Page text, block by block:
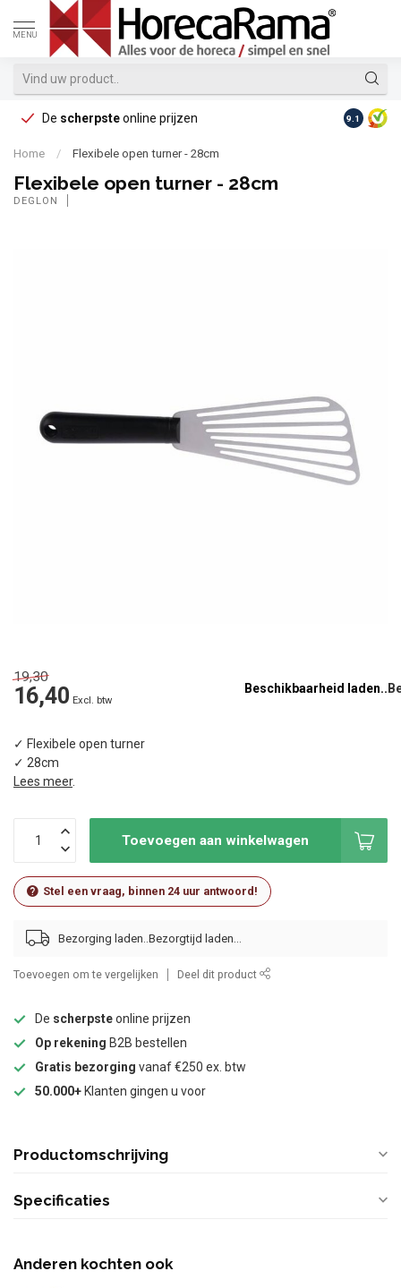
MENU
De scherpsteonline prijzen Op
9.1
Home / Flexibele open turner - 28cm
Flexibele open turner - 28cm
DEGLON
19,30
16,40 Excl. btw
Beschikbaarheid laden..
✓ Flexibele open turner
✓ 28cm
Lees meer.
Toevoegen aan winkelwagen
Stel een vraag, binnen 24 uur antwoord!
Bezorging laden..
Toevoegen om te vergelijken Deel dit product
De scherpsteonline prijzen
Op rekening B2B bestellen
Gratis bezorging vanaf €250 ex. btw
50.000+ Klanten gingen u voor
Productomschrijving
Specificaties
Anderen kochten ook